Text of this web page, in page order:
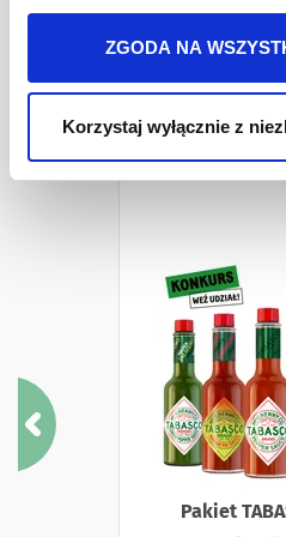
ZGODA NA
Korzystaj wyłącznie z
Semolina zpszenicydurum. Może
Pakiety i
Pakiet